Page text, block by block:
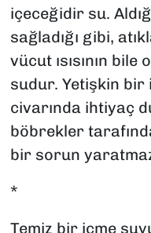
içeceğidir su.
sağladığı gibi,
vücut ısısının bile
sudur. Yetişkin bir
civarında ihtiyaç
böbrekler
bir sorun
*
Temiz bir içme